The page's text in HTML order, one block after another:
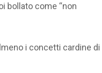
bollato come “non
i concetti cardine di